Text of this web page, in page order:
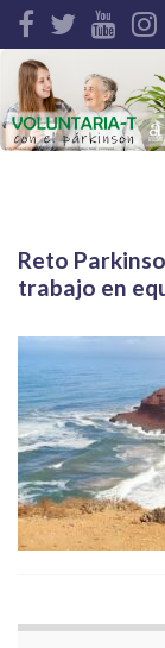
Reto
trabajo en